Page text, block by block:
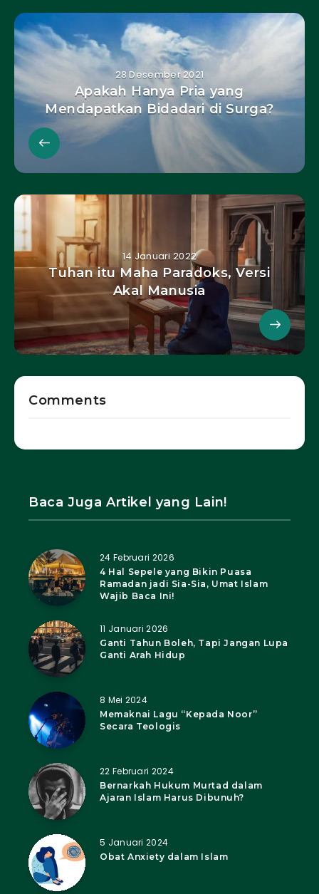
28 Desember 2021
Apakah Hanya Pria yang
Mendapatkan Bidadari di Surga?
14 Januari 2022
Tuhan itu Maha Paradoks, Versi
Akal Manusia
Comments
Baca Juga Artikel yang Lain!
24 Februari 2026
4 Hal Sepele yang Bikin Puasa
Ramadan jadi Sia-Sia, Umat Islam
Wajib Baca Ini!
11 Januari 2026
Ganti Tahun Boleh, Tapi Jangan Lupa
Ganti Arah Hidup
8 Mei 2024
Memaknai Lagu “Kepada Noor”
Secara Teologis
22 Februari 2024
Bernarkah Hukum Murtad dalam
Ajaran Islam Harus Dibunuh?
5 Januari 2024
Obat Anxiety dalam Islam